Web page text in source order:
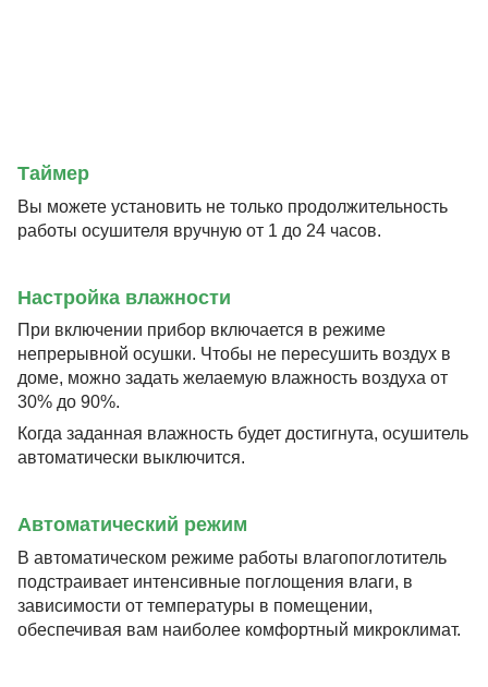
Таймер
Вы можете установить не только продолжительность
работы осушителя вручную от 1 до 24 часов.
Настройка влажности
При включении прибор включается в режиме
непрерывной осушки. Чтобы не пересушить воздух в
доме, можно задать желаемую влажность воздуха от
30% до 90%.
Когда заданная влажность будет достигнута, осушитель
автоматически выключится.
Автоматический режим
В автоматическом режиме работы влагопоглотитель
подстраивает интенсивные поглощения влаги, в
зависимости от температуры в помещении,
обеспечивая вам наиболее комфортный микроклимат.